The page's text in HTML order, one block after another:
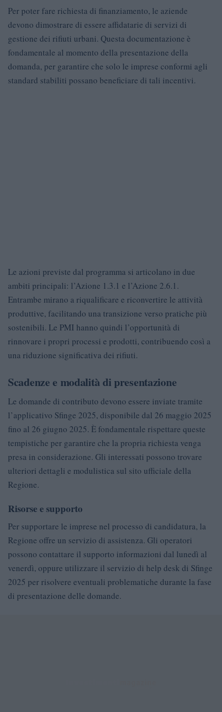
Per poter fare richiesta di finanziamento, le aziende
devono dimostrare di essere affidatarie di servizi di
gestione dei rifiuti urbani. Questa documentazione è
fondamentale al momento della presentazione della
domanda, per garantire che solo le imprese conformi agli
standard stabiliti possano beneficiare di tali incentivi.
Le azioni previste dal programma si articolano in due
ambiti principali: l’Azione 1.3.1 e l’Azione 2.6.1.
Entrambe mirano a riqualificare e riconvertire le attività
produttive, facilitando una transizione verso pratiche più
sostenibili. Le PMI hanno quindi l’opportunità di
rinnovare i propri processi e prodotti, contribuendo così a
una riduzione significativa dei rifiuti.
Scadenze e modalità di presentazione
Le domande di contributo devono essere inviate tramite
l’applicativo Sfinge 2025, disponibile dal 26 maggio 2025
fino al 26 giugno 2025. È fondamentale rispettare queste
tempistiche per garantire che la propria richiesta venga
presa in considerazione. Gli interessati possono trovare
ulteriori dettagli e modulistica sul sito ufficiale della
Regione.
Risorse e supporto
Per supportare le imprese nel processo di candidatura, la
Regione offre un servizio di assistenza. Gli operatori
possono contattare il supporto informazioni dal lunedì al
venerdì, oppure utilizzare il servizio di help desk di Sfinge
2025 per risolvere eventuali problematiche durante la fase
di presentazione delle domande.